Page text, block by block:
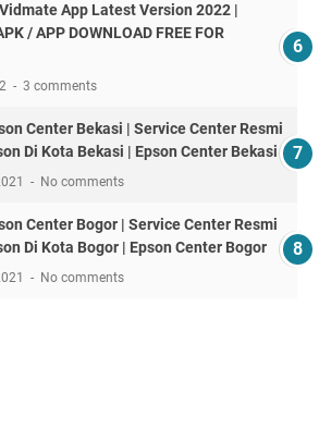
App Latest Version 2022 |
/ APP DOWNLOAD FREE FOR
3 comments
Center Bekasi | Service Center Resmi
Di Kota Bekasi | Epson Center Bekasi
No comments
Center Bogor | Service Center Resmi
Di Kota Bogor | Epson Center Bogor
No comments